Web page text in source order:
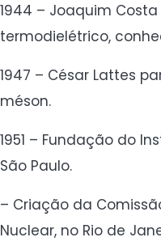
1944 – Joaquim
termodielétrico,
1947 – César Lattes
méson.
1951 – Fundação do
São Paulo.
– Criação da
Nuclear, no Rio de